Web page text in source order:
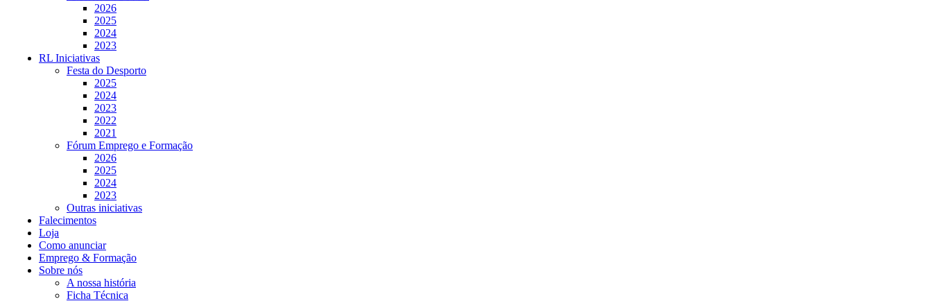
2026
2025
2024
2023
RL Iniciativas
Festa do Desporto
2025
2024
2023
2022
2021
Fórum Emprego e Formação
2026
2025
2024
2023
Outras iniciativas
Falecimentos
Loja
Como anunciar
Emprego & Formação
Sobre nós
A nossa história
Ficha Técnica